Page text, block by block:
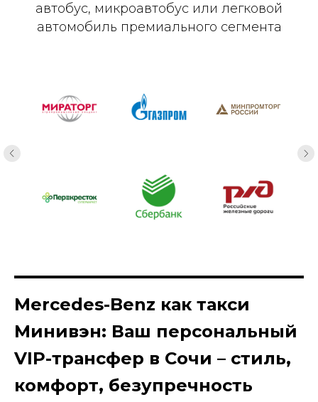
автобус, микроавтобус или легковой
автомобиль премиального сегмента
Mercedes-Benz как такси
Минивэн: Ваш персональный
VIP-трансфер в Сочи – стиль,
комфорт, безупречность